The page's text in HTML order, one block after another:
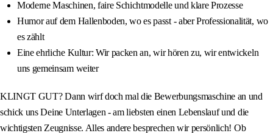
Moderne Maschinen, faire Schichtmodelle und klare Prozesse
Humor auf dem Hallenboden, wo es passt - aber Professionalität, wo
es zählt
Eine ehrliche Kultur: Wir packen an, wir hören zu, wir entwickeln
uns gemeinsam weiter
KLINGT GUT? Dann wirf doch mal die Bewerbungsmaschine an und
schick uns Deine Unterlagen - am liebsten einen Lebenslauf und die
wichtigsten Zeugnisse. Alles andere besprechen wir persönlich! Ob